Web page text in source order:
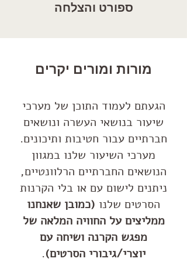
ספורט והצלחה
מורות ומורים יקרים
הגעתם לעמוד התוכן של מערכי
שיעור בנושאי העשרה ונושאים
חברתיים עבור חטיבות ותיכונים.
מערכי השיעור שלנו במגוון
הנושאים החברתיים הרלוונטיים,
ניתנים לישום עם או בלי הקרנות
הסרטים שלנו (כמובן שאנחנו
ממליצים על החוויה המלאה של
מפגש הקרנה ושיחה עם
יוצרי/גיבורי הסרטים).